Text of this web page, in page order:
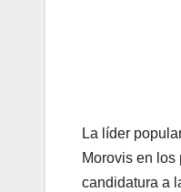
La líder
Morovis en
candidatura a